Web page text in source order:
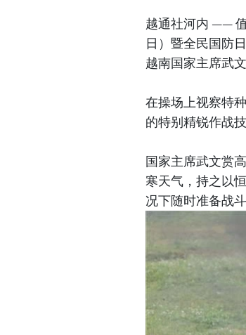
越通社河内 ——
日）暨全民国防
越南国家主席武
在操场上视察特
的特别精锐作战
国家主席武文赏
寒天气，持之以
况下随时准备战斗